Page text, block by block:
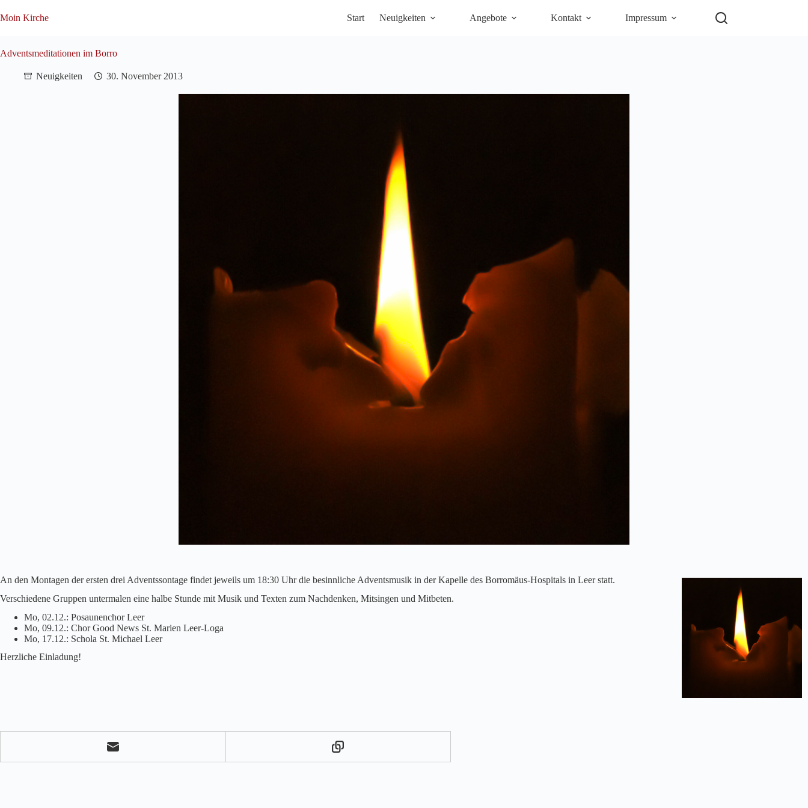
Inhalt
Moin Kirche Start Neuigkeiten Angebote Kontakt Impressum
Adventsmeditationen im Borro
Neuigkeiten 30. November 2013
An den Montagen der ersten drei Adventssontage findet jeweils um 18:30 Uhr die besinnliche Adventsmusik in der Kapelle des Borromäus-Hospitals in Leer statt.
Verschiedene Gruppen untermalen eine halbe Stunde mit Musik und Texten zum Nachdenken, Mitsingen und Mitbeten.
Mo, 02.12.: Posaunenchor Leer
Mo, 09.12.: Chor Good News St. Marien Leer-Loga
Mo, 17.12.: Schola St. Michael Leer
Herzliche Einladung!